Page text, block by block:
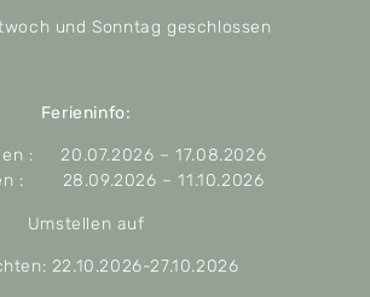
und Sonntag geschlossen
Ferieninfo:
: 20.07.2026 – 17.08.2026
: 28.09.2026 – 11.10.2026
Umstellen auf
22.10.2026-27.10.2026